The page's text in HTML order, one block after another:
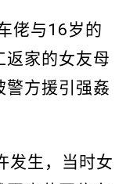
佬与16岁的
返家的女友母
警方援引强姦
发生，当时女